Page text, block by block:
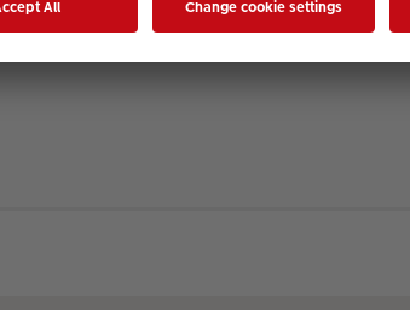
Registrierung ist in wenigen Augenblicken erledigt
Sie bitte unsere Nutzungsbedingungen und die